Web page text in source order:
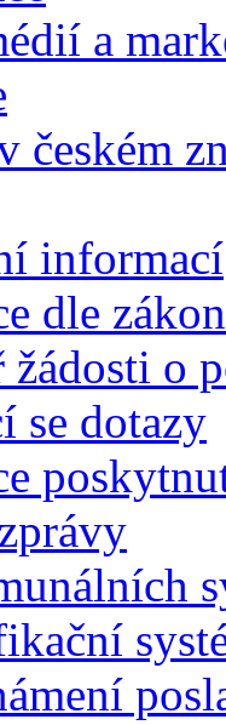
a
českém
informací
dle
žádosti o
se dotazy